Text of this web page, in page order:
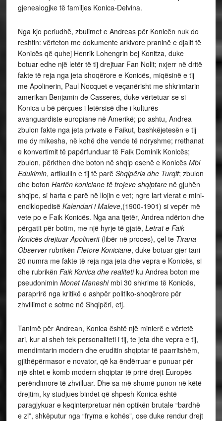
gjenealogjke të familjes Konica-Delvina.
Nga kjo periudhë, zbulimet e Andreas për Konicën nuk do
reshtin: vërteton me dokumente arkivore praninë e djalit të
Konicës që quhej Henrik Lohengrin bej Konitza, duke
botuar edhe një letër të tij drejtuar Fan Nolit; nxjerr në dritë
fakte të reja nga jeta shoqërore e Konicës, miqësinë e tij
me Apolinerin, Paul Nocquet e veçanërisht me shkrimtarin
amerikan Benjamin de Casseres, duke vërtetuar se si
Konica u bë përçues i letërsisë dhe i kulturës
avanguardiste europiane në Amerikë; po ashtu, Andrea
zbulon fakte nga jeta private e Faikut, bashkëjetesën e tij
me dy mikesha, në kohë dhe vende të ndryshme; rrethanat
e konvertimit të papërfunduar të Faik Dominik Konicës;
zbulon, përkthen dhe boton në shqip esenë e Konicës Mbi
Edukimin, artikullin e tij të parë Shqipëria dhe Turqit; zbulon
dhe boton Hartën koniciane të trojeve shqiptarenë gjuhën
shqipe, si harta e parë në llojin e vet; ngre lart vlerat e mini-
enciklopedisë Kalendari i Maleve,(1900-1901) si vepër më
vete po e Faik Konicës. Nga ana tjetër, Andrea ndërton dhe
përgatit për botim, me një hyrje të gjatë, Letrat e Faik
Konicës drejtuar Apolinerit(libër në proces), çel te Tirana
Observerrubrikën Fletore Koniciane, duke botuar gjer tani
20 numra me fakte të reja nga jeta dhe vepra e Konicës, si
dhe rubrikën Faik Konica dhe realitetiku Andrea boton me
pseudonimin Monet Maneshimbi 30 shkrime të Konicës,
paraprirë nga kritikë e ashpër politiko-shoqërore për
zhvillimet e sotme në Shqipëri, etj.
Tanimë për Andrean, Konica është një minierë e vërtetë
ari, kur ai sheh tek personaliteti i tij, te jeta dhe vepra e tij,
mendimtarin modern dhe eruditin shqiptar të paarritshëm,
gjithëpërmasor e novator, që ka ëndërruar e punuar për
një shtet e komb modern shqiptar të prirë drejt Europës
perëndimore të zhvilluar. Dhe sa më shumë punon në këtë
drejtim, ky studjues bindet që shpesh Konica është
paragjykuar e keqinterpretuar nën optikën brutale “bardhë
e zi”, shkëputur nga “fryma e kohës”, ose duke rendur drejt